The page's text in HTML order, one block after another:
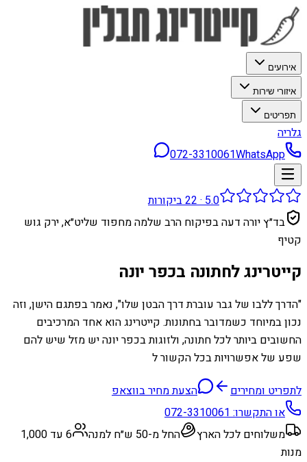
אירועים
איזורי שירות
תפריטים
גלריה
072-3310061WhatsApp
5.0
·
22ביקורות
בד״ץ יורה דעה בפיקוח הרב שלמה מחפוד שליט״א, ירק גוש
קטיף
קייטרינג לחתונה בכפר יונה
"הדרך ללבו של גבר עוברת דרך הבטן שלו", נאמר בפתגם הישן, וזה
נכון במיוחד כשמדובר בחתונות. קייטרינג הוא אחד המרכיבים
החשובים ביותר לכל חתונה, ולזוגות בכפר יונה יש מזל שיש להם
שפע של אפשרויות בכל הקשור ל
לתפריט ומחירים
הצעת מחיר בווצאפ
או התקשרו:072-3310061
משלוחים לכל הארץ
החל מ-50 ש״ח למנה
6 עד 1,000
מנות